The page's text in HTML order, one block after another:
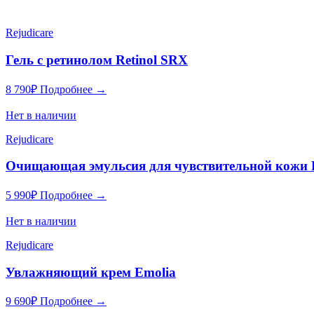
Rejudicare
Гель с ретинолом Retinol SRX
8 790₽ Подробнее →
Нет в наличии
Rejudicare
Очищающая эмульсия для чувствительной кожи
5 990₽ Подробнее →
Нет в наличии
Rejudicare
Увлажняющий крем Emolia
9 690₽ Подробнее →